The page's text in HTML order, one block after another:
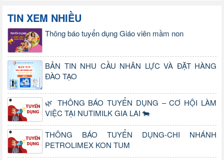
TIN XEM NHIỀU
Thông báo tuyển dụng Giáo viên mầm non
BẢN TIN NHU CẦU NHÂN LỰC VÀ ĐẶT HÀNG
ĐÀO TẠO
🌿 THÔNG BÁO TUYỂN DỤNG – CƠ HỘI LÀM
VIỆC TẠI NUTIMILK GIA LAI 🐄
THÔNG BÁO TUYỂN DỤNG-CHI NHÁNH
PETROLIMEX KON TUM